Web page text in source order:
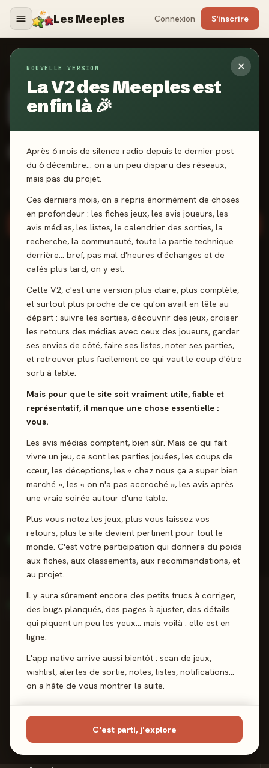
Les Meeples Connexion S'inscrire
✕
NOUVELLE VERSION
La V2 des Meeples est
enfin là 🎉
Après 6 mois de silence radio depuis le dernier post
du 6 décembre… on a un peu disparu des réseaux,
mais pas du projet.
Ces derniers mois, on a repris énormément de choses
en profondeur : les fiches jeux, les avis joueurs, les
avis médias, les listes, le calendrier des sorties, la
recherche, la communauté, toute la partie technique
derrière… bref, pas mal d'heures d'échanges et de
cafés plus tard, on y est.
Cette V2, c'est une version plus claire, plus complète,
et surtout plus proche de ce qu'on avait en tête au
départ : suivre les sorties, découvrir des jeux, croiser
les retours des médias avec ceux des joueurs, garder
ses envies de côté, faire ses listes, noter ses parties,
et retrouver plus facilement ce qui vaut le coup d'être
sorti à table.
Mais pour que le site soit vraiment utile, fiable et
représentatif, il manque une chose essentielle :
vous.
Les avis médias comptent, bien sûr. Mais ce qui fait
vivre un jeu, ce sont les parties jouées, les coups de
cœur, les déceptions, les « chez nous ça a super bien
marché », les « on n'a pas accroché », les avis après
une vraie soirée autour d'une table.
Plus vous notez les jeux, plus vous laissez vos
retours, plus le site devient pertinent pour tout le
monde. C'est votre participation qui donnera du poids
aux fiches, aux classements, aux recommandations, et
au projet.
Il y aura sûrement encore des petits trucs à corriger,
des bugs planqués, des pages à ajuster, des détails
qui piquent un peu les yeux… mais voilà : elle est en
ligne.
L'app native arrive aussi bientôt : scan de jeux,
wishlist, alertes de sortie, notes, listes, notifications…
on a hâte de vous montrer la suite.
C'est parti, j'explore
MÉDIAS
CERTIFIÉ
Instagram
Debo Jeux
👩‍❤️‍👨 Wife, 👩‍👧‍👦 Mom of 3 💕 🎲
Suivre ce média
"Chez nous, Dorf, c’est vraiment
le plaisir chill de compléter des
objectifs ensemble, d’essayer
de faire le meilleur score
possible, de cocher des cases,
d’ouvrir des enveloppes et de
off...
Dorf Romantik : Sakura
90% positives 67 reviews
TON CRITIQUE
Bienveillant
Rarement négatif
Pose de tuiles
24% de ses avis
~14 / an